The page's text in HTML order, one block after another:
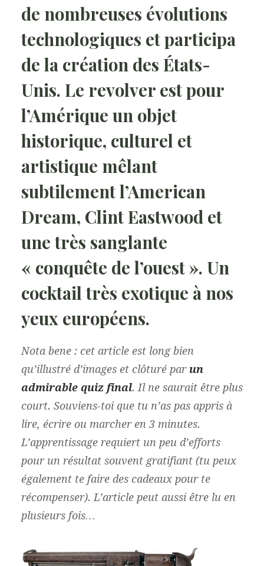
de nombreuses évolutions
technologiques et participa
de la création des États-
Unis. Le revolver est pour
l’Amérique un objet
historique, culturel et
artistique mêlant
subtilement l’American
Dream, Clint Eastwood et
une très sanglante
« conquête de l’ouest ». Un
cocktail très exotique à nos
yeux européens.
Nota bene : cet article est long bien
qu’illustré d’images et clôturé par un
admirable quiz final. Il ne saurait être plus
court. Souviens-toi que tu n’as pas appris à
lire, écrire ou marcher en 3 minutes.
L’apprentissage requiert un peu d’efforts
pour un résultat souvent gratifiant (tu peux
également te faire des cadeaux pour te
récompenser). L’article peut aussi être lu en
plusieurs fois…